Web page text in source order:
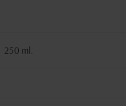
250 ml.